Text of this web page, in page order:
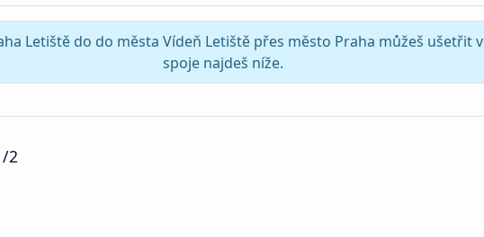
Letiště do do města Vídeň Letiště přes město Praha můžeš ušetřit
spoje najdeš níže.
2